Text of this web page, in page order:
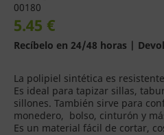
00180
5.45 €
Recíbelo en 24/48 horas |
La polipiel sintética es
Es ideal para tapizar sillas,
sillones. También sirve para
monedero, bolso, cinturón y
Es un material fácil de cortar,